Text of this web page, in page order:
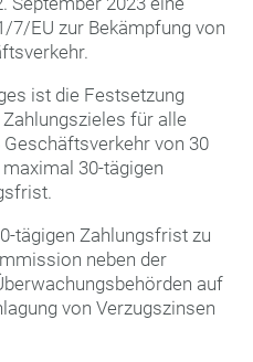
7/EU zur Bekämpfung von
ist die Festsetzung
für alle
Geschäftsverkehr von 30
30-tägigen
tägigen Zahlungsfrist zu
neben der
auf
von Verzugszinsen